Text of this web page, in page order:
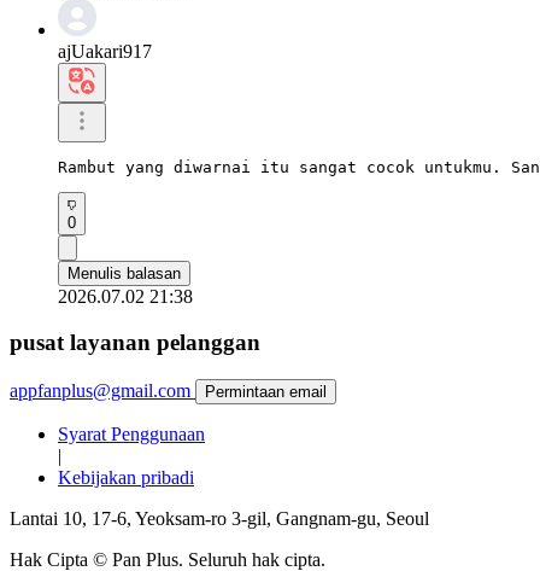
ajUakari917
Rambut yang diwarnai itu sangat cocok untukmu.
0
Menulis balasan
2026.07.02 21:38
pusat layanan pelanggan
appfanplus@gmail.com Permintaan email
Syarat Penggunaan
|
Kebijakan pribadi
Lantai 10, 17-6, Yeoksam-ro 3-gil, Gangnam-gu, Seoul
Hak Cipta © Pan Plus. Seluruh hak cipta.